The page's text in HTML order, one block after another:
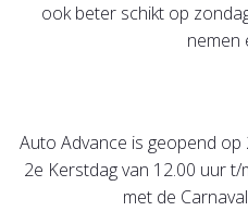
ook beter schikt op
nemen
Auto Advance is geopend
2e Kerstdag van 12.00 uur
met de